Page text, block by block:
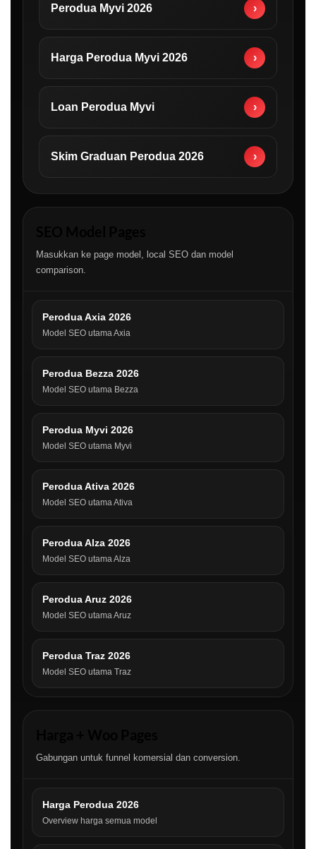
Perodua Myvi 2026 ›
Harga Perodua Myvi 2026 ›
Loan Perodua Myvi ›
Skim Graduan Perodua 2026 ›
Masukkan ke page model, local SEO dan model
comparison.
Perodua Axia 2026
Model SEO utama Axia
Perodua Bezza 2026
Model SEO utama Bezza
Perodua Myvi 2026
Model SEO utama Myvi
Perodua Ativa 2026
Model SEO utama Ativa
Perodua Alza 2026
Model SEO utama Alza
Perodua Aruz 2026
Model SEO utama Aruz
Perodua Traz 2026
Model SEO utama Traz
Gabungan untuk funnel komersial dan conversion.
Harga Perodua 2026
Overview harga semua model